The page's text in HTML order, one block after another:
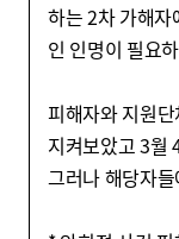
하는 2차 가해자
인 인명이 필요
피해자와 지원
지켜보았고 3월
그러나 해당자